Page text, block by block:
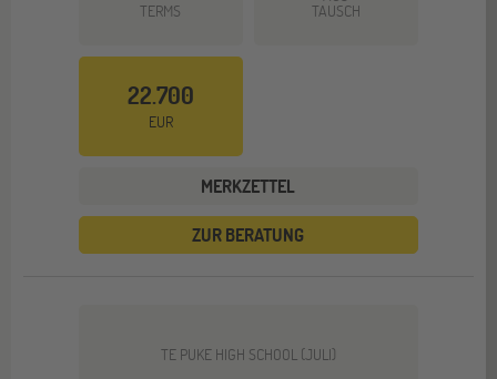
TERMS TAUSCH
22.700
EUR
MERKZETTEL
ZUR BERATUNG
TE PUKE HIGH SCHOOL (JULI)